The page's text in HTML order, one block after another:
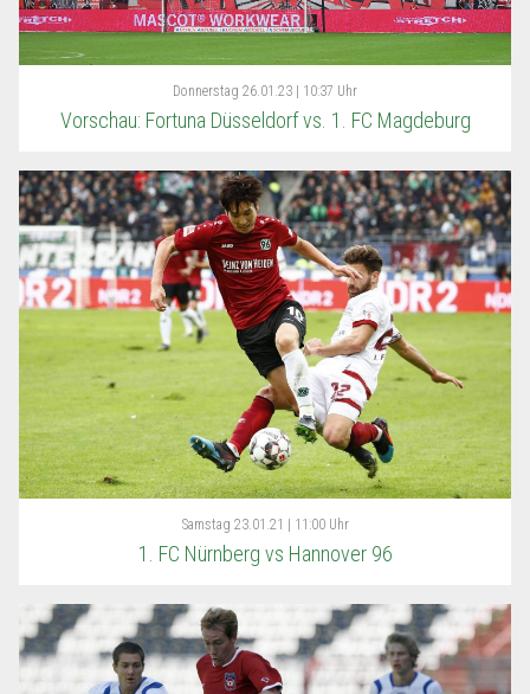
Donnerstag 26.01.23 | 10:37 Uhr
Vorschau: Fortuna Düsseldorf vs. 1. FC Magdeburg
Samstag 23.01.21 | 11:00 Uhr
1. FC Nürnberg vs Hannover 96